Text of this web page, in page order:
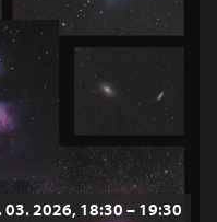
03. 2026, 18:30 – 19:30